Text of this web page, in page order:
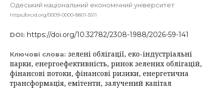
Одеський національний економічний університет
https://orcid.org/0009-0000-8801-5511
DOI: https://doi.org/10.32782/2308-1988/2026-59-141
Ключові слова: зелені облігації, еко-індустріальні
парки, енергоефективність, ринок зелених облігацій,
фінансові потоки, фінансові ризики, енергетична
трансформація, емітенти, залучений капітал